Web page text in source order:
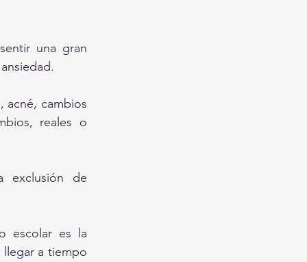
una gran
acné, cambios
reales o
exclusión de
escolar es la
a tiempo